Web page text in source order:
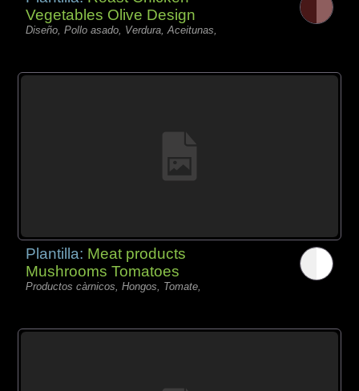
Vegetables Olive Design
Diseño, Pollo asado, Verdura, Aceitunas,
Plantilla: Meat products
Mushrooms Tomatoes
Productos càrnicos, Hongos, Tomate,